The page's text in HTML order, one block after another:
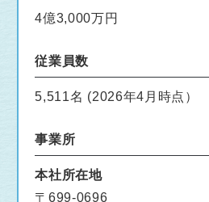
4億3,000万円
従業員数
5,511名 (2026年4月時点）
事業所
本社所在地
〒699-0696